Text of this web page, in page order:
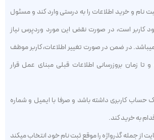
نام و خرید اطلاعات را به درستی وارد کند و مسئول
است، در صورت نقض این مورد وردپرس نیاز
در ضمن در صورت تغییر اطلاعات، کاربر موظف
تا زمان بروزرسانی اطلاعات قبلی مبنای عمل قرار
حساب کاربری داشته باشد و صرفا با ایمیل و شماره
به خرید کند.
از جمله گذرواژه را موقع ثبت نام خود انتخاب میکند